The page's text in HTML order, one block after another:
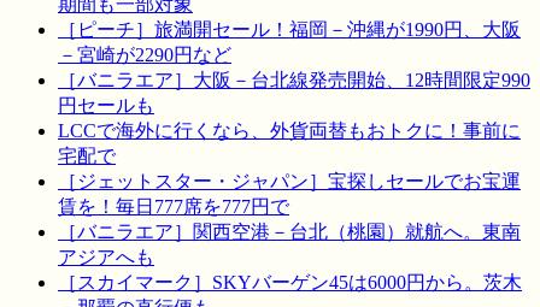
［ピーチ］旅満開セール！福岡－沖縄が1990円、大阪
－宮崎が2290円など
［バニラエア］大阪－台北線発売開始、12時間限定990
円セールも
LCCで海外に行くなら、外貨両替もおトクに！事前に
宅配で
［ジェットスター・ジャパン］宝探しセールでお宝運
賃を！毎日777席を777円で
［バニラエア］関西空港－台北（桃園）就航へ。東南
アジアへも
［スカイマーク］SKYバーゲン45は6000円から。茨木